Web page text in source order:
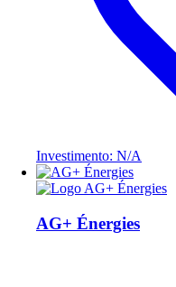
Investimento: N/A
AG+ Énergies